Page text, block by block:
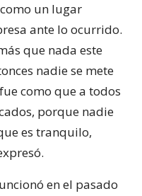
un lugar
ante lo ocurrido.
que nada este
nadie se mete
como que a todos
porque nadie
es tranquilo,
en el pasado